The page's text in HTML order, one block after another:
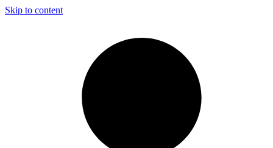
Skip to content